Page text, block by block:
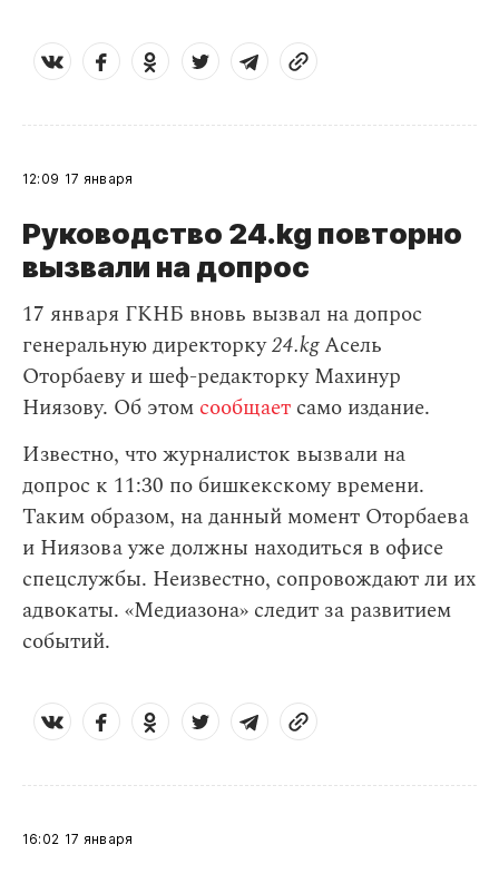
12:09 17 января
Руководство 24.kg повторно
вызвали на допрос
17 января ГКНБ вновь вызвал на допрос
генеральную директорку24.kgАсель
Оторбаеву и шеф-редакторку Махинур
Ниязову. Об этом сообщает само издание.
Известно, что журналисток вызвали на
допрос к 11:30 по бишкекскому времени.
Таким образом, на данный момент Оторбаева
и Ниязова уже должны находиться в офисе
спецслужбы. Неизвестно, сопровождают ли их
адвокаты. «Медиазона» следит за развитием
событий.
16:02 17 января